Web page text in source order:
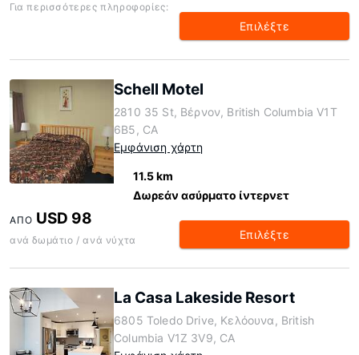
Για περισσότερες πληροφορίες:
Επιλέξτε
Schell Motel
2810 35 St, Βέρνον, British Columbia V1T
6B5, CA
Εμφάνιση χάρτη
11.5 km
Δωρεάν ασύρματο ίντερνετ
ΑΠΌ USD 98
ανά δωμάτιο / ανά νύχτα Επιλέξτε
La Casa Lakeside Resort
6805 Toledo Drive, Κελόουνα, British
Columbia V1Z 3V9, CA